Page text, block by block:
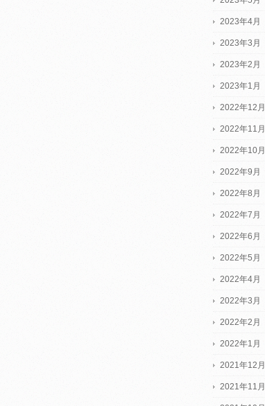
2023年4月
2023年3月
2023年2月
2023年1月
2022年12月
2022年11月
2022年10月
2022年9月
2022年8月
2022年7月
2022年6月
2022年5月
2022年4月
2022年3月
2022年2月
2022年1月
2021年12月
2021年11月